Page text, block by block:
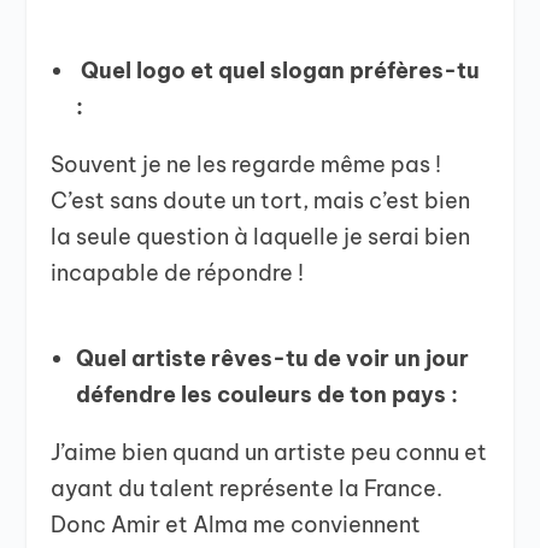
Quel logo et quel slogan préfères-tu
:
Souvent je ne les regarde même pas !
C’est sans doute un tort, mais c’est bien
la seule question à laquelle je serai bien
incapable de répondre !
Quel artiste rêves-tu de voir un jour
défendre les couleurs de ton pays :
J’aime bien quand un artiste peu connu et
ayant du talent représente la France.
Donc Amir et Alma me conviennent